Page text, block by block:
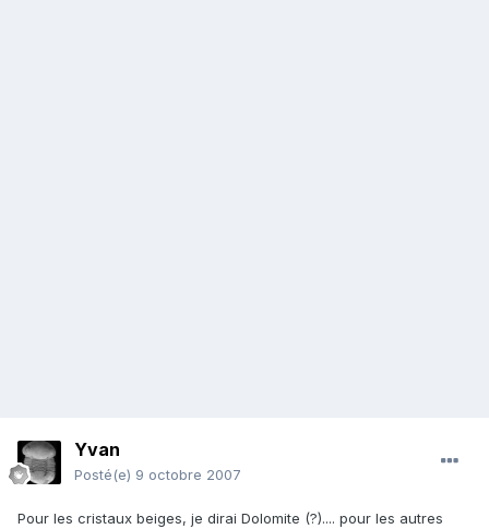
Yvan
Posté(e) 9 octobre 2007
Pour les cristaux beiges, je dirai Dolomite (?).... pour les autres